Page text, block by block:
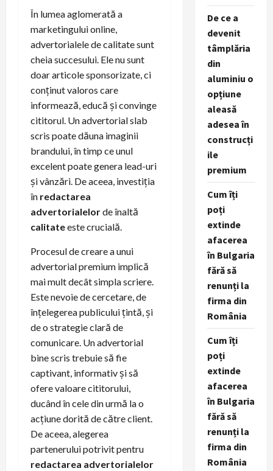
În lumea aglomerată a
marketingului online,
advertorialele de calitate sunt
cheia succesului. Ele nu sunt
doar articole sponsorizate, ci
conținut valoros care
informează, educă și convinge
cititorul. Un advertorial slab
scris poate dăuna imaginii
brandului, în timp ce unul
excelent poate genera lead-uri
și vânzări. De aceea, investiția
în redactarea
advertorialelorde înaltă
calitateeste crucială.
Procesul de creare a unui
advertorial premium implică
mai mult decât simpla scriere.
Este nevoie de cercetare, de
înțelegerea publicului țintă, și
de o strategie clară de
comunicare. Un advertorial
bine scris trebuie să fie
captivant, informativ și să
ofere valoare cititorului,
ducând în cele din urmă la o
acțiune dorită de către client.
De aceea, alegerea
partenerului potrivit pentru
redactarea advertorialelor
De ce a
devenit
tâmplăria
din
aluminiu o
opțiune
aleasă
adesea în
construcți
ile
premium
Cum îți
poți
extinde
afacerea
în Bulgaria
fără să
renunți la
firma din
România
Cum îți
poți
extinde
afacerea
în Bulgaria
fără să
renunți la
firma din
România